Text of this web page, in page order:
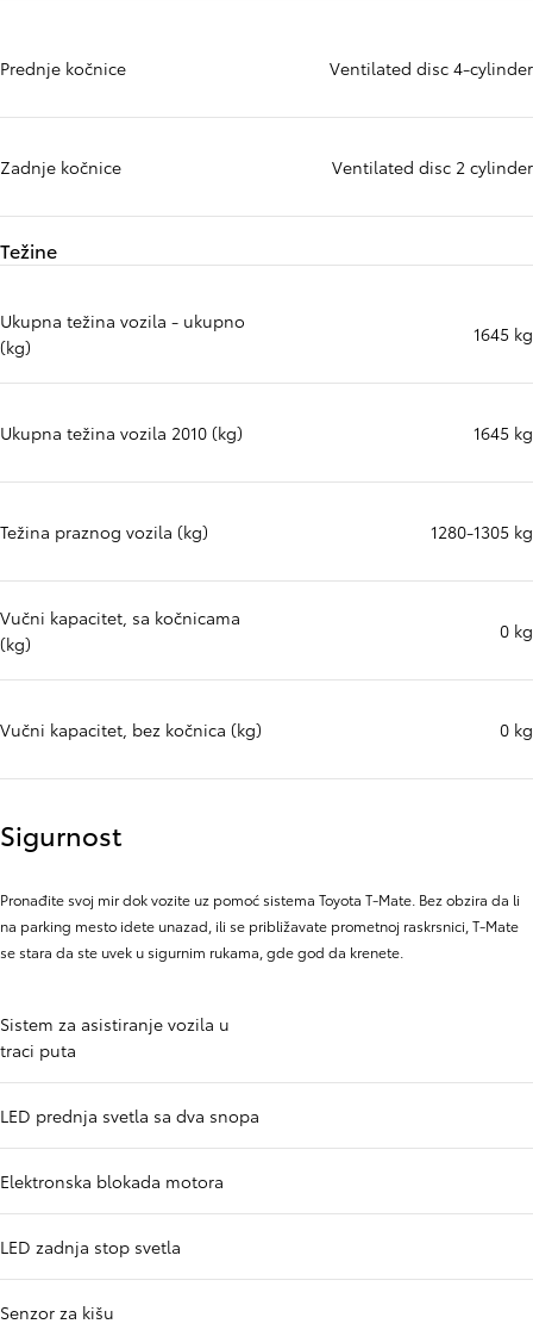
Prednje kočnice Ventilated disc 4-cylinder
Zadnje kočnice Ventilated disc 2 cylinder
Težine
Ukupna težina vozila - ukupno
(kg)
1645 kg
Ukupna težina vozila 2010 (kg) 1645 kg
Težina praznog vozila (kg) 1280-1305 kg
Vučni kapacitet, sa kočnicama
(kg)
0 kg
Vučni kapacitet, bez kočnica (kg) 0 kg
Sigurnost
Pronađite svoj mir dok vozite uz pomoć sistema Toyota T-Mate. Bez obzira da li
na parking mesto idete unazad, ili se približavate prometnoj raskrsnici, T-Mate
se stara da ste uvek u sigurnim rukama, gde god da krenete.
Sistem za asistiranje vozila u
traci puta
LED prednja svetla sa dva snopa
Elektronska blokada motora
LED zadnja stop svetla
Senzor za kišu